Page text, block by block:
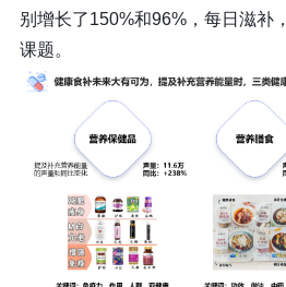
别增长了150%和96%，每日滋补
课题。